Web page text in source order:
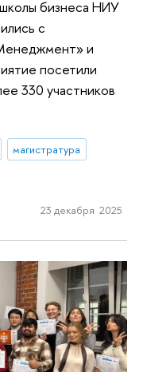
бизнеса НИУ
с
и
посетили
330 участников
магистратура
23 декабря 2025